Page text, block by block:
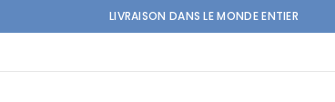
LIVRAISON DANS LE MONDE ENTIER